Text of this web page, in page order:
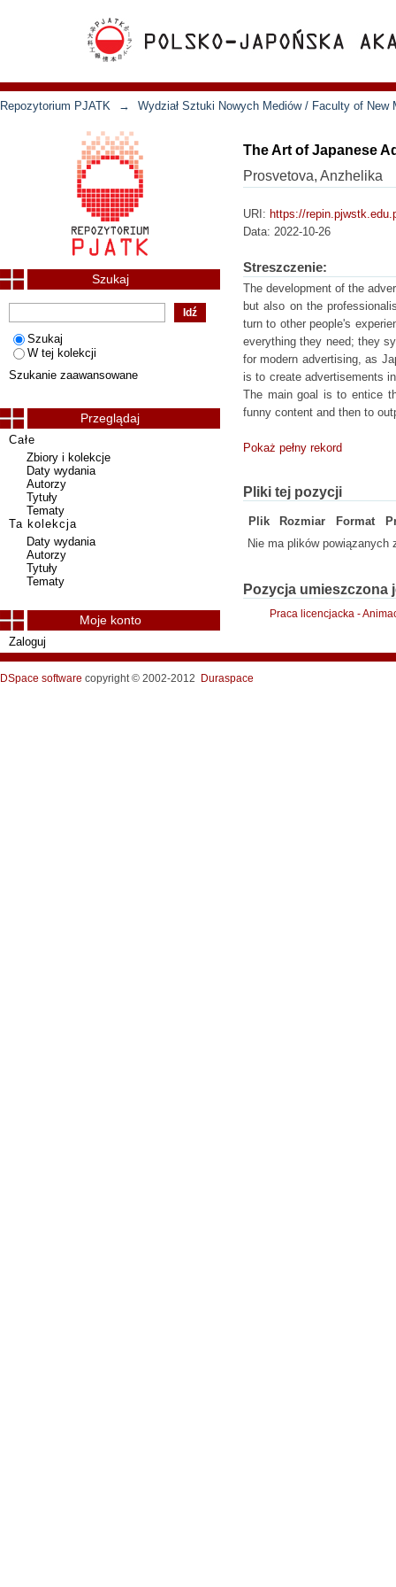
Repozytorium PJATK → Wydział Sztuki Nowych Mediów / Faculty of New
The Art of Japanese
Prosvetova, Anzhelika
URI: https://
Data: 2022-10-26
Streszczenie:
The development of the
but also on the
turn to other people's
everything they need; they
for modern advertising, as
is to create advertisements
The main goal is to entice
funny content and then to
Pokaż pełny rekord
Pliki tej pozycji
Plik Rozmiar Format
Nie ma plików powiązanych
Pozycja
Praca licencjacka -
Szukaj
Szukaj
W tej kolekcji
Szukanie zaawansowane
Przeglądaj
Całe
Zbiory i kolekcje
Daty wydania
Autorzy
Tytuły
Tematy
Ta kolekcja
Daty wydania
Autorzy
Tytuły
Tematy
Moje konto
Zaloguj
DSpace software copyright © 2002-2012 Duraspace